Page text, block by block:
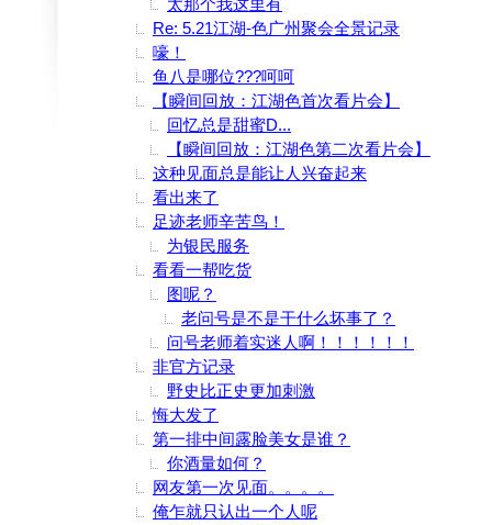
太那个我这里有
Re: 5.21江湖-色广州聚会全景记录
嚎！
鱼八是哪位???呵呵
【瞬间回放：江湖色首次看片会】
回忆总是甜蜜D...
【瞬间回放：江湖色第二次看片会】
这种见面总是能让人兴奋起来
看出来了
足迹老师辛苦鸟！
为银民服务
看看一帮吃货
图呢？
老问号是不是干什么坏事了？
问号老师着实迷人啊！！！！！！
非官方记录
野史比正史更加刺激
悔大发了
第一排中间露脸美女是谁？
你酒量如何？
网友第一次见面。。。。
俺乍就只认出一个人呢